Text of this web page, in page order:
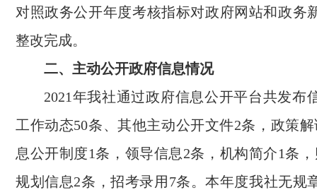
对照政务公开年度考核指标对政府网站和政务
整改完成。
二、主动公开政府信息情况
2021年我社通过政府信息公开平台共发布
工作动态50条、其他主动公开文件2条，政策
息公开制度1条，领导信息2条，机构简介1条
规划信息2条，招考录用7条。本年度我社无规